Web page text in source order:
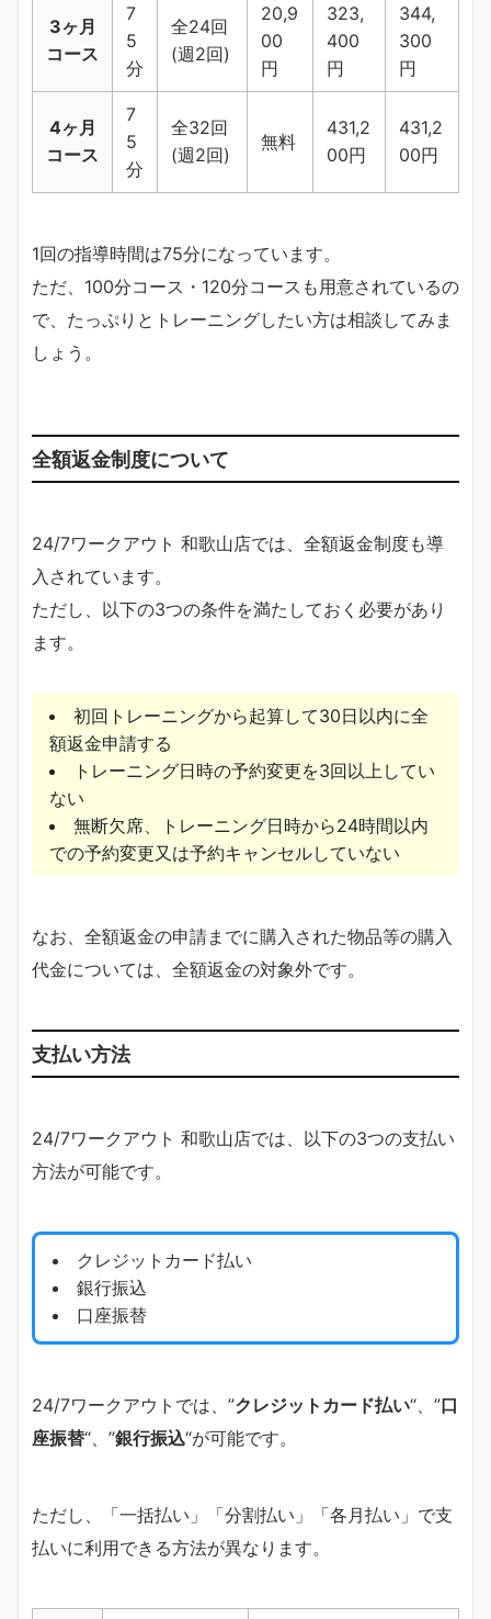
3ヶ月
コース
7
5
分
全24回
(週2回)
20,9
00
円
323,
400
円
344,
300
円
4ヶ月
コース
7
5
分
全32回
(週2回)
無料
431,2
00円
431,2
00円
1回の指導時間は75分になっています。
ただ、100分コース・120分コースも用意されているの
で、たっぷりとトレーニングしたい方は相談してみま
しょう。
全額返金制度について
24/7ワークアウト 和歌山店では、全額返金制度も導
入されています。
ただし、以下の3つの条件を満たしておく必要があり
ます。
初回トレーニングから起算して30日以内に全
額返金申請する
トレーニング日時の予約変更を3回以上してい
ない
無断欠席、トレーニング日時から24時間以内
での予約変更又は予約キャンセルしていない
なお、全額返金の申請までに購入された物品等の購入
代金については、全額返金の対象外です。
支払い方法
24/7ワークアウト 和歌山店では、以下の3つの支払い
方法が可能です。
クレジットカード払い
銀行振込
口座振替
24/7ワークアウトでは、”クレジットカード払い“、”口
座振替“、”銀行振込“が可能です。
ただし、「一括払い」「分割払い」「各月払い」で支
払いに利用できる方法が異なります。